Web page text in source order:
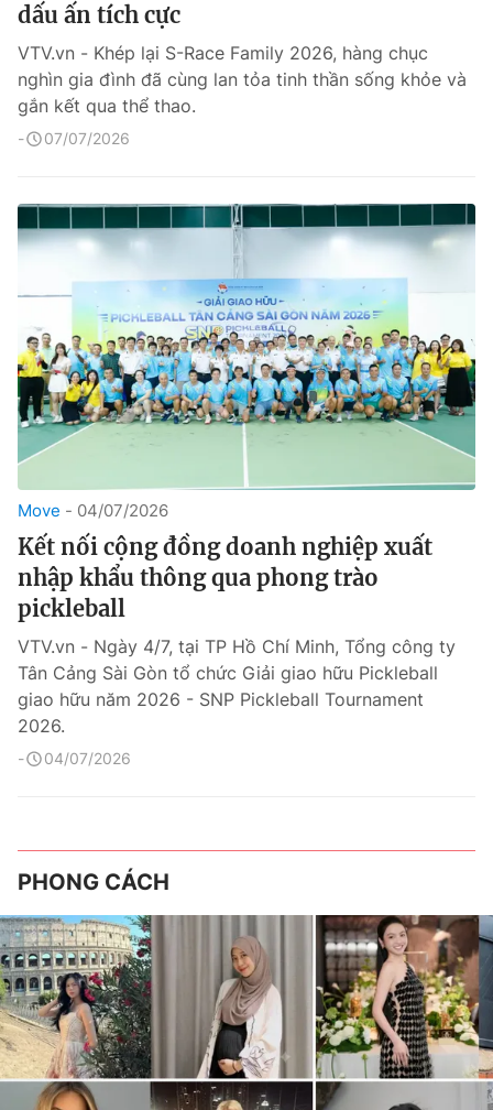
dấu ấn tích cực
VTV.vn - Khép lại S-Race Family 2026, hàng chục
nghìn gia đình đã cùng lan tỏa tinh thần sống khỏe và
gắn kết qua thể thao.
07/07/2026
Move 04/07/2026
Kết nối cộng đồng doanh nghiệp xuất
nhập khẩu thông qua phong trào
pickleball
VTV.vn - Ngày 4/7, tại TP Hồ Chí Minh, Tổng công ty
Tân Cảng Sài Gòn tổ chức Giải giao hữu Pickleball
giao hữu năm 2026 - SNP Pickleball Tournament
2026.
04/07/2026
PHONG CÁCH